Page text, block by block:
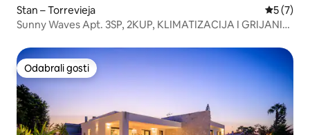
Stan – Torrevieja
5 (7)
Sunny Waves Apt. 3SP, 2KUP, KLIMATIZACIJA I GRIJANI
Odabrali gosti
Odabrali gosti